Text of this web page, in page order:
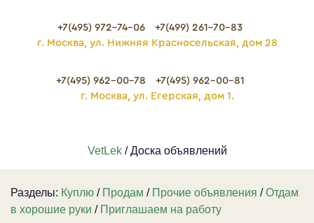
+7(495) 972-74-06
+7(499) 261-70-83
г. Москва, ул. Нижняя Красносельская, дом 28
+7(495) 962-00-78
+7(495) 962-00-81
г. Москва, ул. Егерская, дом 1.
VetLek/ Доска объявлений
Разделы: Куплю / Продам / Прочие объявления /Отдам
в хорошие руки / Приглашаем на работу